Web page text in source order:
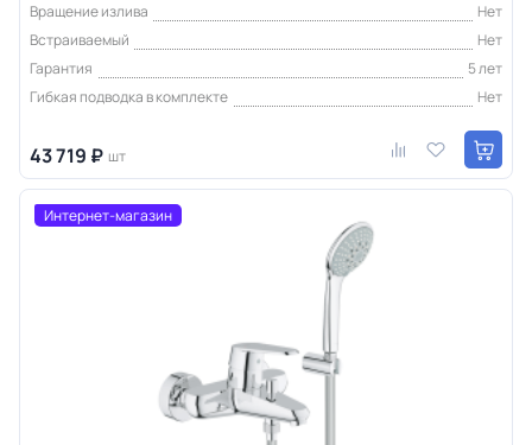
Вращение излива
Нет
Встраиваемый
Нет
Гарантия
5 лет
Гибкая подводка в комплекте
Нет
43 719 ₽ шт
Интернет-магазин